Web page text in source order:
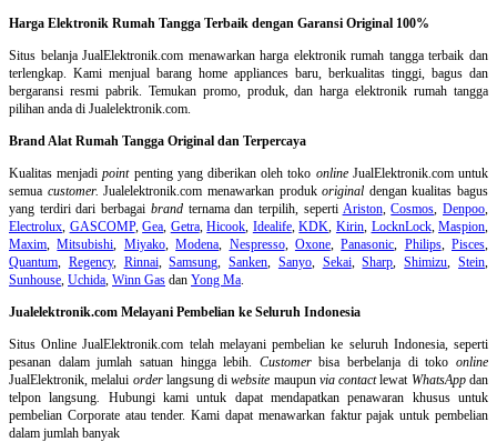
Harga Elektronik Rumah Tangga Terbaik dengan Garansi Original 100%
Situs belanjaJualElektronik.com menawarkan harga elektronik rumah tangga terbaik dan
terlengkap. Kami menjual barang home appliances baru, berkualitas tinggi, bagus dan
bergaransi resmi pabrik. Temukan promo, produk, dan harga elektronik rumah tangga
pilihan anda di Jualelektronik.com.
Brand Alat Rumah Tangga Original dan Terpercaya
Kualitas menjadipointpenting yang diberikan oleh toko onlineJualElektronik.com untuk
semua customer. Jualelektronik.com menawarkan produkoriginal dengan kualitas bagus
yang terdiri dari berbagai brandternama dan terpilih, seperti Ariston,Cosmos,Denpoo,
Electrolux, GASCOMP,Gea, Getra,Hicook, Idealife,KDK, Kirin, LocknLock,Maspion,
Maxim,Mitsubishi, Miyako,Modena, Nespresso, Oxone,Panasonic, Philips, Pisces,
Quantum, Regency, Rinnai,Samsung,Sanken, Sanyo, Sekai,Sharp,Shimizu,Stein,
Sunhouse, Uchida, Winn Gas dan Yong Ma.
Jualelektronik.com Melayani Pembelian ke Seluruh Indonesia
Situs Online JualElektronik.com telah melayani pembelian ke seluruh Indonesia, seperti
pesanan dalam jumlah satuan hingga lebih. Customerbisa berbelanja di tokoonline
JualElektronik, melalui orderlangsung diwebsite maupun via contactlewat WhatsAppdan
telpon langsung. Hubungi kami untuk dapat mendapatkan penawaran khusus untuk
pembelian Corporate atau tender. Kami dapat menawarkan faktur pajak untuk pembelian
dalam jumlah banyak